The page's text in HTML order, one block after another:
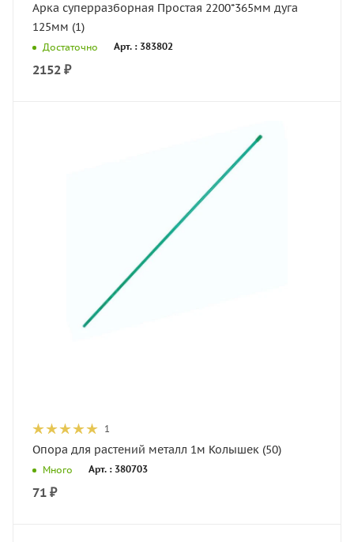
Арка суперразборная Простая 2200*365мм дуга
125мм (1)
Достаточно Арт. : 383802
2152 ₽
1
Опора для растений металл 1м Колышек (50)
Много Арт. : 380703
71 ₽